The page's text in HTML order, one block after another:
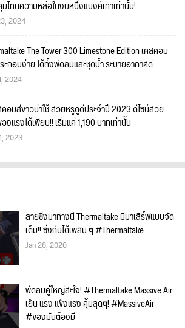
โทนความหล่อในงบหนึ่งแบงค์เทาเท่านั้น!
2024
The Tower 300 Limestone Edition เคสคอม
ะกอบง่าย ได้ทั้งพัดลมและชุดน้ำ ระบายอากาศดี
2024
อมสีขาวน่าใช้ สวยหรูดูดีประจำปี 2023 ดีไซน์สวย
งแรงได้เพียบ!! เริ่มแค่ 1,190 บาทเท่านั้น
2023
สายซิ่งมาทางนี้ Thermaltake มีมาเสิร์ฟแบบจัด
เต็ม!! ซิ่งกันได้เพลิน ๆ #Thermaltake
Jan 26, 2026
พัดลมคู่ใหญ่สะใจ! #Thermaltake Massive Air
เย็น แรง แข็งแรง คุ้มสุดๆ! #MassiveAir
#ของมันต้องมี